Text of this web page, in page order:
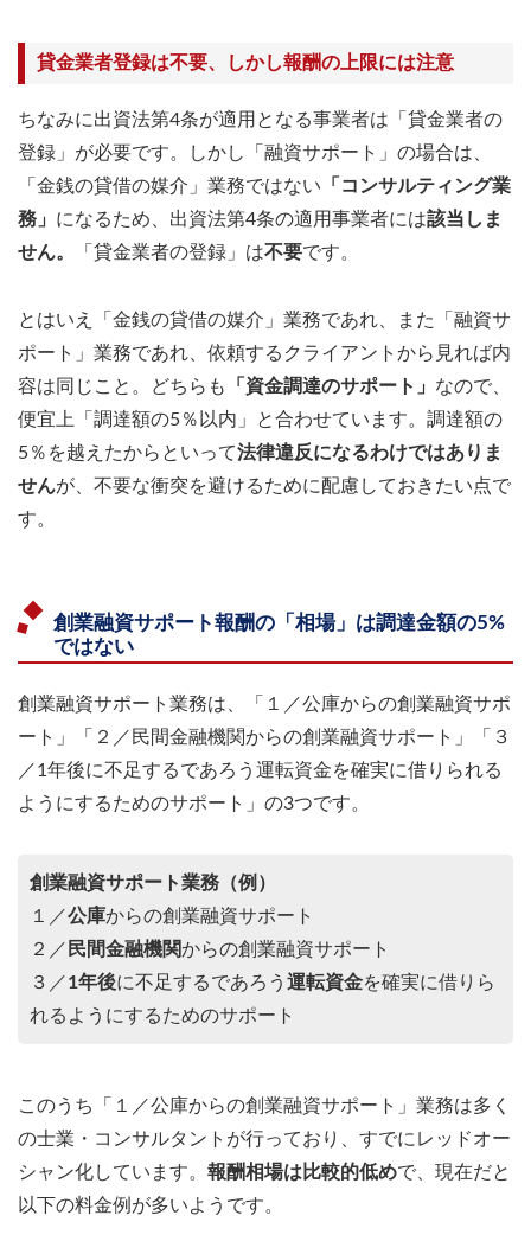
貸金業者登録は不要、しかし報酬の上限には注意
ちなみに出資法第4条が適用となる事業者は「貸金業者の
登録」が必要です。しかし「融資サポート」の場合は、
「金銭の貸借の媒介」業務ではない 「コンサルティング業
務」 になるため、出資法第4条の適用事業者には該当しま
せん。
「貸金業者の登録」は不要です。
とはいえ「金銭の貸借の媒介」業務であれ、また「融資サ
ポート」業務であれ、依頼するクライアントから見れば内
容は同じこと。どちらも
「資金調達のサポート」 なので、
便宜上「調達額の5％以内」と合わせています。調達額の
5％を越えたからといって法律違反になるわけではありま
せんが、不要な衝突を避けるために配慮しておきたい点で
す。
創業融資サポート報酬の「相場」は調達金額の5%
ではない
創業融資サポート業務は、「１／公庫からの創業融資サポ
ート」「２／民間金融機関からの創業融資サポート」「３
／1年後に不足するであろう運転資金を確実に借りられる
ようにするためのサポート」の3つです。
創業融資サポート業務（例）
１／公庫からの創業融資サポート
２／ 民間金融機関からの創業融資サポート
３／1年後に不足するであろう 運転資金を確実に借りら
れるようにするためのサポート
このうち「１／公庫からの創業融資サポート」業務は多く
の士業・コンサルタントが行っており、すでにレッドオー
シャン化しています。 報酬相場は比較的低めで、現在だと
以下の料金例が多いようです。